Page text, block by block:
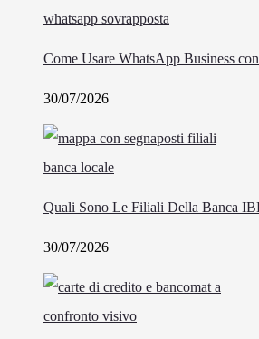
Come Usare WhatsApp Business
30/07/2026
Quali Sono Le Filiali Della Banca
30/07/2026